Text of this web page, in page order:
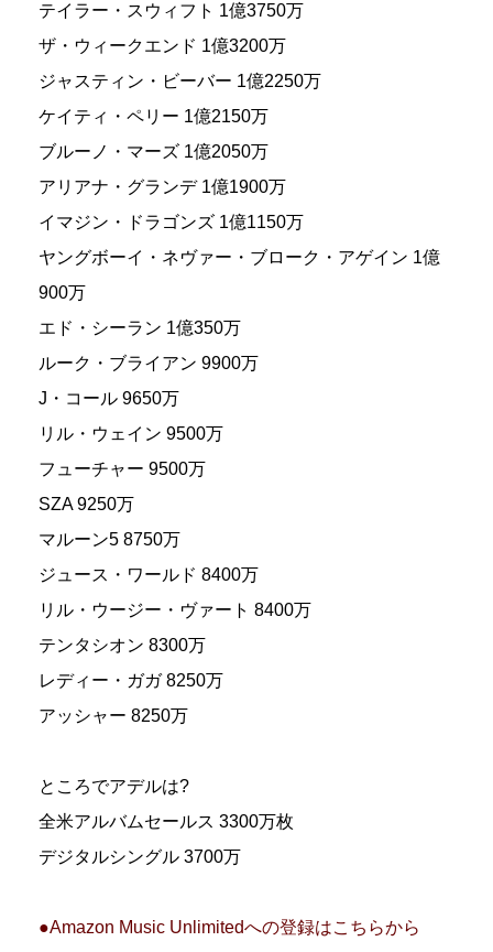
テイラー・スウィフト 1億3750万
ザ・ウィークエンド 1億3200万
ジャスティン・ビーバー 1億2250万
ケイティ・ペリー 1億2150万
ブルーノ・マーズ 1億2050万
アリアナ・グランデ 1億1900万
イマジン・ドラゴンズ 1億1150万
ヤングボーイ・ネヴァー・ブローク・アゲイン 1億
900万
エド・シーラン 1億350万
ルーク・ブライアン 9900万
J・コール 9650万
リル・ウェイン 9500万
フューチャー 9500万
SZA 9250万
マルーン5 8750万
ジュース・ワールド 8400万
リル・ウージー・ヴァート 8400万
テンタシオン 8300万
レディー・ガガ 8250万
アッシャー 8250万
ところでアデルは?
全米アルバムセールス 3300万枚
デジタルシングル 3700万
●Amazon Music Unlimitedへの登録はこちらから